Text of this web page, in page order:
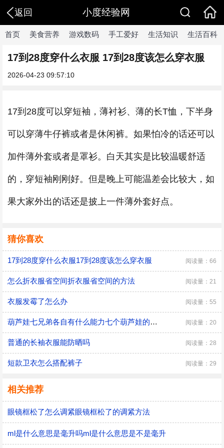
返回 小度经验网
首页 美食营养 游戏数码 手工爱好 生活知识 生活百科
17到28度穿什么衣服 17到28度该怎么穿衣服
2026-04-23 09:57:10
17到28度可以穿短袖，薄衬衫、薄的长T恤，下半身
可以穿薄牛仔裤或者是休闲裤。如果怕冷的话还可以
加件薄外套或者是罩衫。白天其实是比较温暖舒适
的，穿短袖刚刚好。但是晚上可能温差会比较大，如
果大家外出的话还是披上一件薄外套好点。
猜你喜欢
17到28度穿什么衣服17到28度该怎么穿衣服 阅读量：66
怎么折衣服省空间折衣服省空间的方法 阅读量：21
衣服发霉了怎么办 阅读量：55
葫芦娃七兄弟各自有什么能力七个葫芦娃的属性及能力排名 阅读量：20
普通的长袖衣服能防晒吗 阅读量：28
短款卫衣怎么搭配裤子 阅读量：29
相关推荐
眼镜框松了怎么调紧眼镜框松了的调紧方法
ml是什么意思是毫升吗ml是什么意思是不是毫升